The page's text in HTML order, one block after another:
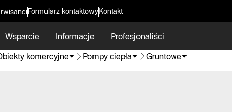
Formularz kontaktowyKontakt
Wsparcie Informacje Profesjonaliści
komercyjne Pompy ciepła Gruntowe